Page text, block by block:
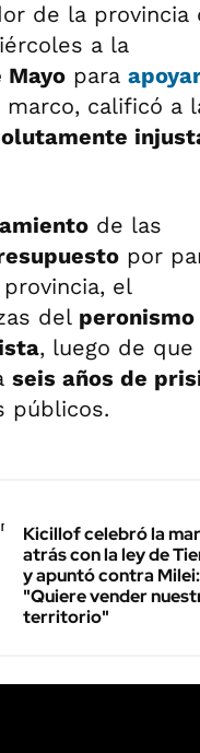
de la provincia
a la
Mayo para
marco, calificó a
de las
por
el
del peronismo
, luego de que
seis años de
públicos.
Kicillof celebró la
atrás con la ley de
y apuntó contra Milei:
"Quiere vender
territorio"